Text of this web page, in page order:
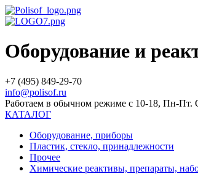
Оборудование и
+7 (495) 849-29-70
info@polisof.ru
Работаем в обычном режиме с 10-18, Пн-Пт.
КАТАЛОГ
Оборудование, приборы
Пластик, стекло, принадлежности
Прочее
Химические реактивы, препараты,